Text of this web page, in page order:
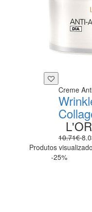
Creme
10.71€
Produtos
-25%